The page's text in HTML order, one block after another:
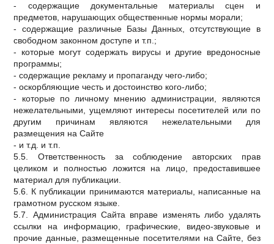
- содержащие документальные материалы сцен и
предметов, нарушающих общественные нормы морали;
- содержащие различные Базы Данных, отсутствующие в
свободном законном доступе и т.п.;
- которые могут содержать вирусы и другие вредоносные
программы;
- содержащие рекламу и пропаганду чего-либо;
- оскорбляющие честь и достоинство кого-либо;
- которые по личному мнению администрации, являются
нежелательными, ущемляют интересы посетителей или по
другим причинам являются нежелательными для
размещения на Сайте
- и т.д. и т.п.
5.5. Ответственность за соблюдение авторских прав
целиком и полностью ложится на лицо, предоставившее
материал для публикации.
5.6. К публикации принимаются материалы, написанные на
грамотном русском языке.
5.7. Администрация Сайта вправе изменять либо удалять
ссылки на информацию, графические, видео-звуковые и
прочие данные, размещенные посетителями на Сайте, без